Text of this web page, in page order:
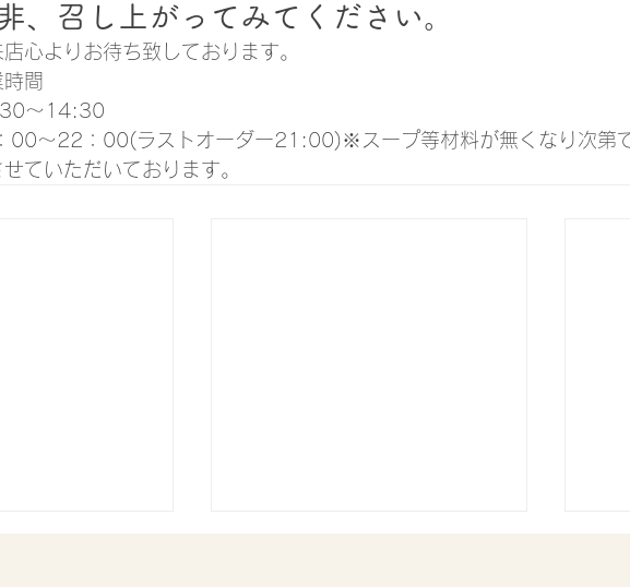
、召し上がってみてください。
店心よりお待ち致しております。
時間
〜14:30
00〜22：00(ラストオーダー21:00)※スープ等材料が無くなり次第
せていただいております。